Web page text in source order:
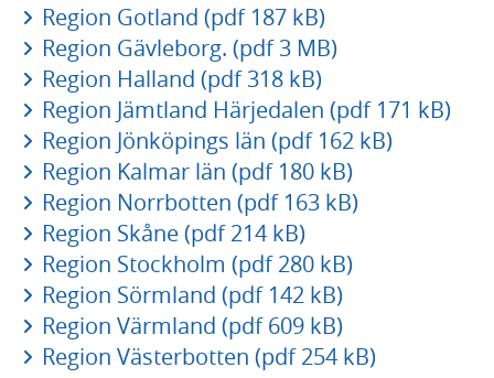
Region Gotland (pdf 187 kB)
Region Gävleborg. (pdf 3 MB)
Region Halland (pdf 318 kB)
Region Jämtland Härjedalen (pdf 171 kB)
Region Jönköpings län (pdf 162 kB)
Region Kalmar län (pdf 180 kB)
Region Norrbotten (pdf 163 kB)
Region Skåne (pdf 214 kB)
Region Stockholm (pdf 280 kB)
Region Sörmland (pdf 142 kB)
Region Värmland (pdf 609 kB)
Region Västerbotten (pdf 254 kB)